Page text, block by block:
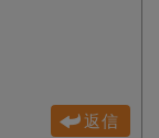
返信